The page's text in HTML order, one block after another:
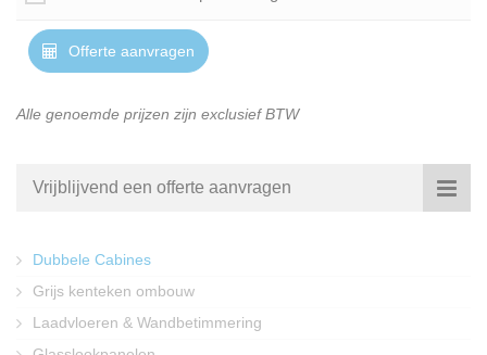
Offerte aanvragen
Alle genoemde prijzen zijn exclusief BTW
Vrijblijvend een offerte aanvragen
Dubbele Cabines
Grijs kenteken ombouw
Laadvloeren & Wandbetimmering